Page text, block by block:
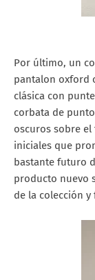
Por último, un
pantalon oxford
clásica con
corbata de
oscuros sobre el
iniciales que
bastante futuro
producto nuevo
de la colección